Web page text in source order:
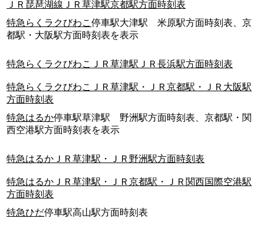
ＪＲ琵琶湖線ＪＲ草津駅京都駅方面時刻表
特急らくラクびわこ停車駅大津駅 米原駅方面時刻表、京
都駅・大阪駅方面時刻表を表示
特急らくラクびわこＪＲ草津駅ＪＲ長浜駅方面時刻表
特急らくラクびわこＪＲ草津駅・ＪＲ京都駅・ＪＲ大阪駅
方面時刻表
特急はるか停車駅草津駅 野洲駅方面時刻表、京都駅・関
西空港駅方面時刻表を表示
特急はるかＪＲ草津駅・ＪＲ野洲駅方面時刻表
特急はるかＪＲ草津駅・ＪＲ京都駅・ＪＲ関西国際空港駅
方面時刻表
特急ひだ停車駅高山駅方面時刻表